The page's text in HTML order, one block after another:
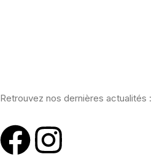
Retrouvez nos dernières actualités :